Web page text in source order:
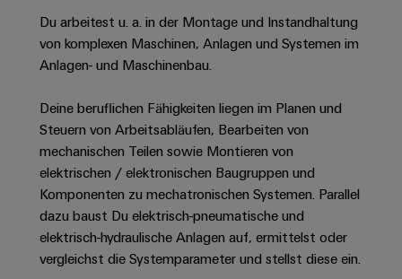
Gebäudeinfrastruktur
Gerätehersteller
Innovative
für
Geräte
Konventionelle
Energieerzeugung
Zukunftssicherheit
für
bewährte
Energieerzeugung
Solutions
Systeme
und
Lösungen
Dezentrale
Automatisierung
Energiemanagement-
Lösungen
Messumformer
Stromversorgungen
Elektronikgehäuse
Blitz-
und
Überspannungsschutz
PV
Generatoranschlusskasten
Support
Support
Umweltbezogene
Produktkonformität
Engineering
Daten
Technische
Presse
Fachpressemeldungen
Pressekontakt
Unsere
Partner
Schülerpraktika
Erfolgreiche
Karrierewege
Offene
Ausbildungs-
und
Studienplätze
Veranstaltungen
Du arbeitest u. a. in der Montage und Instandhaltung
von komplexen Maschinen, Anlagen und Systemen im
Anlagen- und Maschinenbau.
Deine beruflichen Fähigkeiten liegen im Planen und
Steuern von Arbeitsabläufen, Bearbeiten von
mechanischen Teilen sowie Montieren von
elektrischen / elektronischen Baugruppen und
Komponenten zu mechatronischen Systemen. Parallel
dazu baust Du elektrisch-pneumatische und
elektrisch-hydraulische Anlagen auf, ermittelst oder
vergleichst die Systemparameter und stellst diese ein.